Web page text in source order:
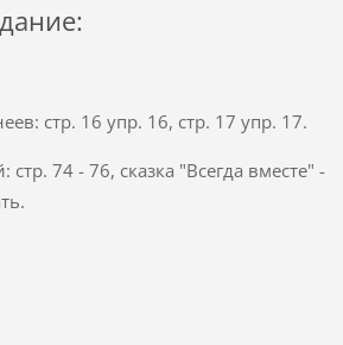
стр. 16 упр. 16, стр. 17 упр. 17.
74 - 76, сказка "Всегда вместе" -